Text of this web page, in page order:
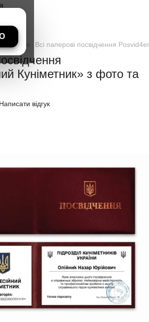
Всі паперові посвідчення
Куніметник» з фото та
Написати відгук